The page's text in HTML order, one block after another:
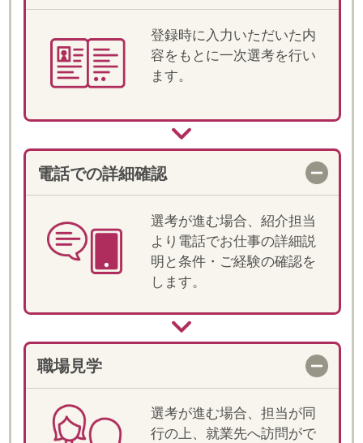
双方合意の上、就業が決定
します。就業前には、マイ
ページ上でオリエンテーシ
ます。
"Fellow(フェロー)" は、「仲間・同士」とい
った意味があります。
「皆様と仲間として一緒にお仕事をしてい
きたい」そんな思いから"Fellow"という言葉
が生まれました。
また、仲間という言葉どおり、ご就業いた
だく皆様には、当社の一員として、「プロ
フェッショナル」と しての意識を持って、
就業していただきたいと思っております。
皆様のご活躍が、しゅふの雇用を増やす一
歩ともなりますので、どうぞ宜しくお願い
いたします。